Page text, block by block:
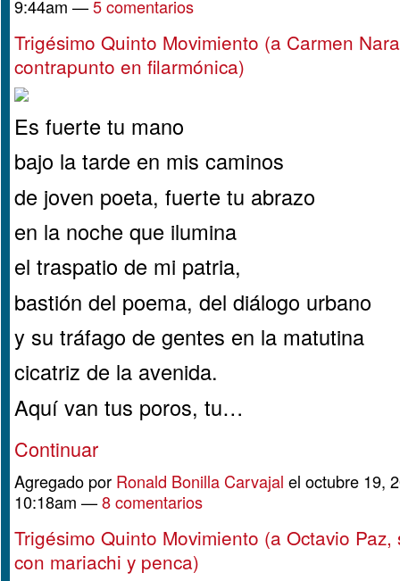
9:44am —5 comentarios
Trigésimo Quinto Movimiento (a Carmen
contrapunto en filarmónica)
Es fuerte tu mano
bajo la tarde en mis caminos
de joven poeta, fuerte tu abrazo
en la noche que ilumina
el traspatio de mi patria,
bastión del poema, del diálogo urbano
y su tráfago de gentes en la matutina
cicatriz de la avenida.
Aquí van tus poros, tu…
Continuar
Agregado por Ronald Bonilla Carvajal el octubre 19,
10:18am —8 comentarios
Trigésimo Quinto Movimiento (a Octavio Paz,
con mariachi y penca)